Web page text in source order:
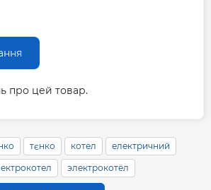
про цей товар.
тєнко котел електричний
электрокотёл